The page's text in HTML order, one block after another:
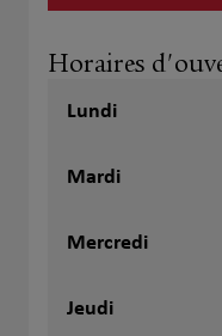
Horaires
Lundi
Mardi
Mercredi
Jeudi